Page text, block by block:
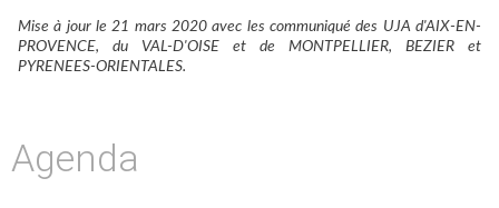
Mise à jour le 21 mars 2020 avec les communiqué des UJA d'AIX-EN-
PROVENCE, du VAL-D'OISE et de MONTPELLIER, BEZIER et
PYRENEES-ORIENTALES.
Agenda